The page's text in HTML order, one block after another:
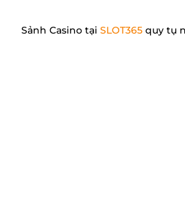
Sảnh Casino tại SLOT365 quy tụ